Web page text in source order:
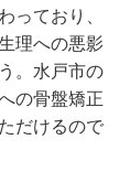
ており、
理への悪影
。水戸市の
の骨盤矯正
だけるので